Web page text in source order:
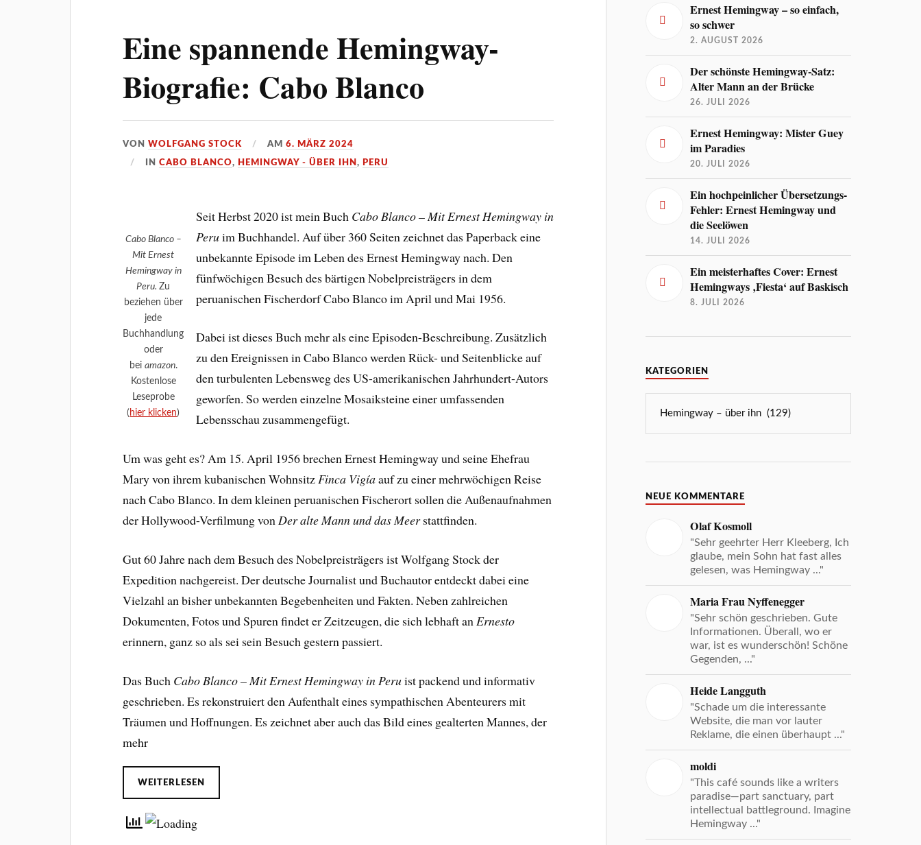
Eine spannende Hemingway-
Biografie: Cabo Blanco
VONWOLFGANG STOCK AM6. MÄRZ 2024
INCABO BLANCO, HEMINGWAY - ÜBER IHN, PERU
Cabo Blanco –
Mit Ernest
Hemingway in
Peru.Zu
beziehen über
jede
Buchhandlung
oder
bei amazon.
Kostenlose
Leseprobe
( hier klicken)
Seit Herbst 2020 ist mein Buch Cabo Blanco – Mit Ernest Hemingway in
Peruim Buchhandel. Auf über 360 Seiten zeichnet das Paperback eine
unbekannte Episode im Leben des Ernest Hemingway nach. Den
fünfwöchigen Besuch des bärtigen Nobelpreisträgers in dem
peruanischen Fischerdorf Cabo Blanco im April und Mai 1956.
Dabei ist dieses Buch mehr als eine Episoden-Beschreibung. Zusätzlich
zu den Ereignissen in Cabo Blanco werden Rück- und Seitenblicke auf
den turbulenten Lebensweg des US-amerikanischen Jahrhundert-Autors
geworfen. So werden einzelne Mosaiksteine einer umfassenden
Lebensschau zusammengefügt.
Um was geht es? Am 15. April 1956 brechen Ernest Hemingway und seine Ehefrau
Mary von ihrem kubanischen WohnsitzFinca Vigíaauf zu einer mehrwöchigen Reise
nach Cabo Blanco. In dem kleinen peruanischen Fischerort sollen die Außenaufnahmen
der Hollywood-Verfilmung vonDer alte Mann und das Meerstattfinden.
Gut 60 Jahre nach dem Besuch des Nobelpreisträgers ist Wolfgang Stock der
Expedition nachgereist. Der deutsche Journalist und Buchautor entdeckt dabei eine
Vielzahl an bisher unbekannten Begebenheiten und Fakten. Neben zahlreichen
Dokumenten, Fotos und Spuren findet er Zeitzeugen, die sich lebhaft anErnesto
erinnern, ganz so als sei sein Besuch gestern passiert.
Das Buch Cabo Blanco – Mit Ernest Hemingway in Peruist packend und informativ
geschrieben. Es rekonstruiert den Aufenthalt eines sympathischen Abenteurers mit
Träumen und Hoffnungen. Es zeichnet aber auch das Bild eines gealterten Mannes, der
mehr
WEITERLESEN
Ernest Hemingway – so einfach,
so schwer
2. AUGUST 2026
Der schönste Hemingway-Satz:
Alter Mann an der Brücke
26. JULI 2026
Ernest Hemingway: Mister Guey
im Paradies
20. JULI 2026
Ein hochpeinlicher Übersetzungs-
Fehler: Ernest Hemingway und
die Seelöwen
14. JULI 2026
Ein meisterhaftes Cover: Ernest
Hemingways ‚Fiesta‘ auf Baskisch
8. JULI 2026
KATEGORIEN
NEUE KOMMENTARE
Olaf Kosmoll
"Sehr geehrter Herr Kleeberg, Ich
glaube, mein Sohn hat fast alles
gelesen, was Hemingway ..."
Maria Frau Nyffenegger
"Sehr schön geschrieben. Gute
Informationen. Überall, wo er
war, ist es wunderschön! Schöne
Gegenden, ..."
Heide Langguth
"Schade um die interessante
Website, die man vor lauter
Reklame, die einen überhaupt ..."
moldi
"This café sounds like a writers
paradise—part sanctuary, part
intellectual battleground. Imagine
Hemingway ..."